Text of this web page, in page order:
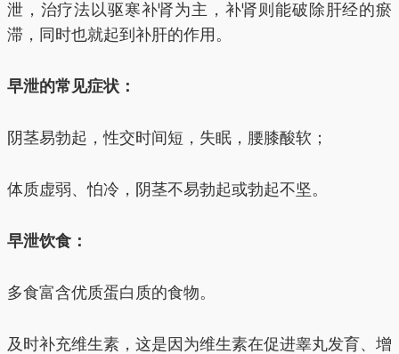
泄，治疗法以驱寒补肾为主，补肾则能破除肝经的瘀
滞，同时也就起到补肝的作用。
早泄的常见症状：
阴茎易勃起，性交时间短，失眠，腰膝酸软；
体质虚弱、怕冷，阴茎不易勃起或勃起不坚。
早泄饮食：
多食富含优质蛋白质的食物。
及时补充维生素，这是因为维生素在促进睾丸发育、增